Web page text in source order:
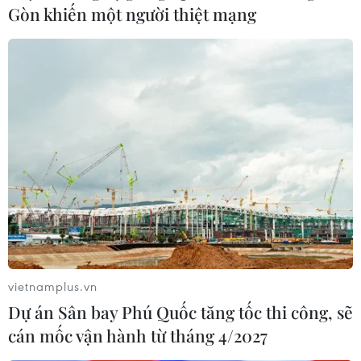
Thật vậy, những con tàu vượt trùng khơi vào
nên không riêngvề trường ca
mà hầu hết thơ của ông đều mang
hơihướng anh hùng ca và tình ca của người lính
Và có lẽ, ở Nam Bộ, Khưu Ngọc Bảy là người duy
nhất kể chuyện bằng thơ vềCon đường huyền
thoại Hồ Chí Minh trên biển. Nhà thơ góp phần
nên có sức sống riêng đi vào lòng người và
sốngmãi cùng nền thi ca cách mạng./.
Gòn khiến một người thiệt mạng
vietnamplus.vn
Dự án Sân bay Phú Quốc tăng tốc thi công, sẽ
cán mốc vận hành từ tháng 4/2027